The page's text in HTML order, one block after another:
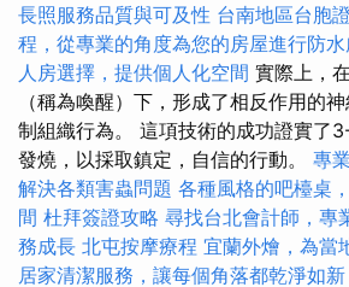
長照服務品質與可及性 台南地區台胞
程，從專業的角度為您的房屋進行防水
人房選擇，提供個人化空間 實際上，
（稱為喚醒）下，形成了相反作用的
制組織行為。 這項技術的成功證實了
發燒，以採取鎮定，自信的行動。 專
解決各類害蟲問題 各種風格的吧檯桌
間 杜拜簽證攻略 尋找台北會計師，專
務成長 北屯按摩療程 宜蘭外燴，為當
居家清潔服務，讓每個角落都乾淨如新